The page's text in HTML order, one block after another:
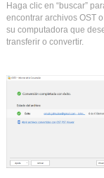
Haga clic en “buscar”
encontrar archivos OST
su computadora que
transferir o convertir.